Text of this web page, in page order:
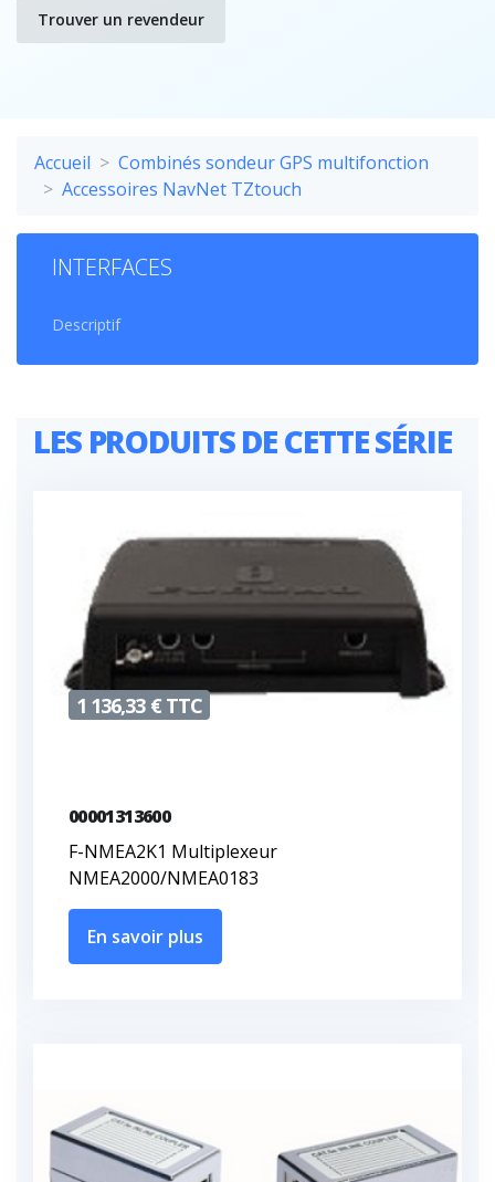
Trouver un revendeur
Accueil
Combinés sondeur GPS multifonction
Accessoires NavNet TZtouch
INTERFACES
Descriptif
LES PRODUITS DE CETTE SÉRIE
1 136,33 € TTC
00001313600
F-NMEA2K1 Multiplexeur
NMEA2000/NMEA0183
En savoir plus